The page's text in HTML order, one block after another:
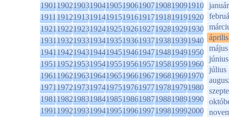
1901190219031904190519061907190819091910
1911191219131914191519161917191819191920
1921192219231924192519261927192819291930
1931193219331934193519361937193819391940
1941194219431944194519461947194819491950
1951195219531954195519561957195819591960
1961196219631964196519661967196819691970
1971197219731974197519761977197819791980
1981198219831984198519861987198819891990
1991199219931994199519961997199819992000
január
április
május
június
július